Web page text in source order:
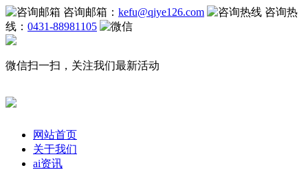
咨询邮箱： kefu@qiye126.com
咨询热
线： 0431-88981105
微信扫一扫，关注我们最新活动
网站首页
关于我们
ai资讯